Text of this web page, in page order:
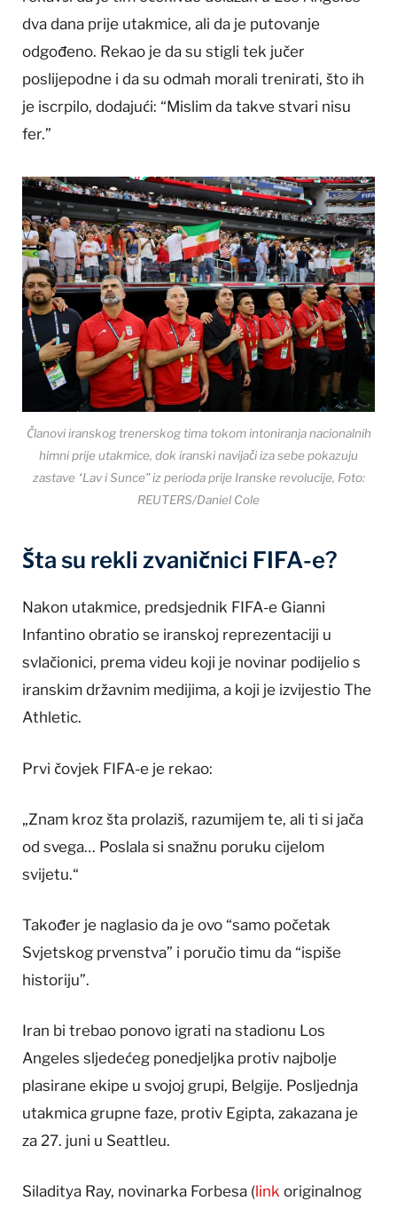
dva dana prije utakmice, ali da je putovanje
odgođeno. Rekao je da su stigli tek jučer
poslijepodne i da su odmah morali trenirati, što ih
je iscrpilo, dodajući: “Mislim da takve stvari nisu
fer.”
Članovi iranskog trenerskog tima tokom intoniranja nacionalnih
himni prije utakmice, dok iranski navijači iza sebe pokazuju
zastave “Lav i Sunce” iz perioda prije Iranske revolucije, Foto:
REUTERS/Daniel Cole
Šta su rekli zvaničnici FIFA-e?
Nakon utakmice, predsjednik FIFA-e Gianni
Infantino obratio se iranskoj reprezentaciji u
svlačionici, prema videu koji je novinar podijelio s
iranskim državnim medijima, a koji je izvijestio The
Athletic.
Prvi čovjek FIFA-e je rekao:
„Znam kroz šta prolaziš, razumijem te, ali ti si jača
od svega… Poslala si snažnu poruku cijelom
svijetu.“
Također je naglasio da je ovo “samo početak
Svjetskog prvenstva” i poručio timu da “ispiše
historiju”.
Iran bi trebao ponovo igrati na stadionu Los
Angeles sljedećeg ponedjeljka protiv najbolje
plasirane ekipe u svojoj grupi, Belgije. Posljednja
utakmica grupne faze, protiv Egipta, zakazana je
za 27. juni u Seattleu.
Siladitya Ray, novinarka Forbesa (link originalnog